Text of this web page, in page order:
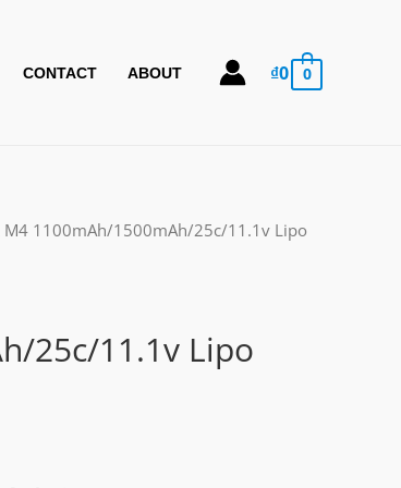
CONTACT ABOUT ₫0 0
M4 1100mAh/1500mAh/25c/11.1v Lipo
25c/11.1v Lipo